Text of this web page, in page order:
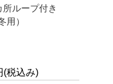
ループ付き
用）
(税込み)